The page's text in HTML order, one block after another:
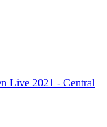
Live 2021 - Central